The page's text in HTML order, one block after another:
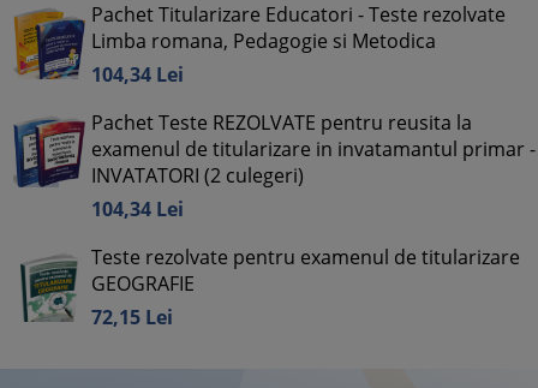
Pachet Titularizare Educatori - Teste rezolvate
Limba romana, Pedagogie si Metodica
104,34 Lei
Pachet Teste REZOLVATE pentru reusita la
examenul de titularizare in invatamantul primar -
INVATATORI (2 culegeri)
104,34 Lei
Teste rezolvate pentru examenul de titularizare
GEOGRAFIE
72,15 Lei